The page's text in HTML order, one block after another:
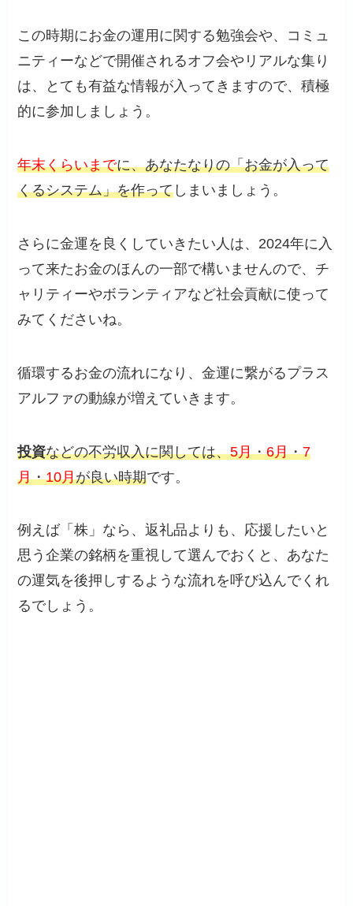
この時期にお金の運用に関する勉強会や、コミュ
ニティーなどで開催されるオフ会やリアルな集り
は、とても有益な情報が入ってきますので、積極
的に参加しましょう。
年末くらいまでに、あなたなりの「お金が入って
くるシステム」を作って しまいましょう。
さらに金運を良くしていきたい人は、2024年に入
って来たお金のほんの一部で構いませんので、チ
ャリティーやボランティアなど社会貢献に使って
みてくださいね。
循環するお金の流れになり、金運に繋がるプラス
アルファの動線が増えていきます。
投資などの不労収入に関しては、5月・6月・7
月・10月が良い時期です。
例えば「株」なら、返礼品よりも、応援したいと
思う企業の銘柄を重視して選んでおくと、あなた
の運気を後押しするような流れを呼び込んでくれ
るでしょう。